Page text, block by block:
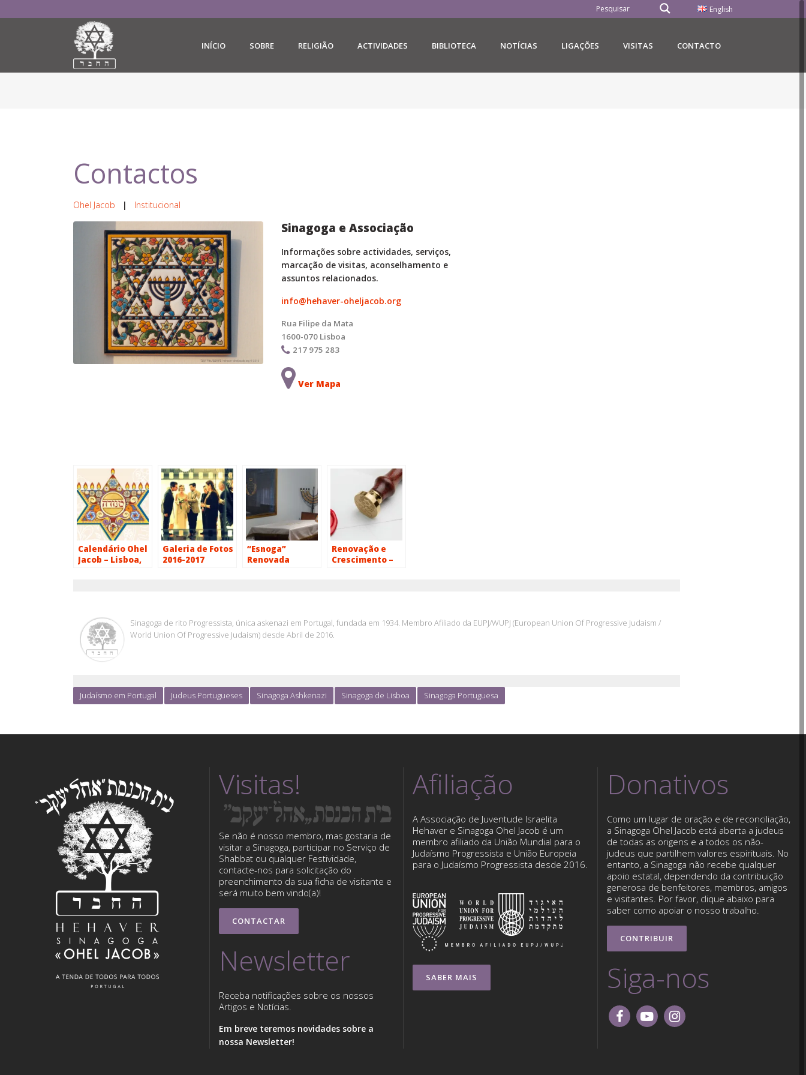
English
INÍCIO SOBRE RELIGIÃO ACTIVIDADES BIBLIOTECA NOTÍCIAS LIGAÇÕES VISITAS CONTACTO
Contactos
Ohel Jacob | Institucional
Sinagoga e Associação
Informações sobre actividades, serviços,
marcação de visitas, aconselhamento e
assuntos relacionados.
info@hehaver-oheljacob.org
Rua Filipe da Mata
1600-070 Lisboa
217 975 283
Ver Mapa
Calendário Ohel
Jacob – Lisboa,
Galeria de Fotos
2016-2017
“Esnoga”
Renovada
Renovação e
Crescimento –
Sinagoga de rito Progressista, única askenazi em Portugal, fundada em 1934. Membro Afiliado da EUPJ/WUPJ (European Union Of Progressive Judaism /
World Union Of Progressive Judaism) desde Abril de 2016.
Judaísmo em Portugal Judeus Portugueses Sinagoga Ashkenazi Sinagoga de Lisboa Sinagoga Portuguesa
Visitas!
Se não é nosso membro, mas gostaria de
visitar a Sinagoga, participar no Serviço de
Shabbat ou qualquer Festividade,
contacte-nos para solicitação do
preenchimento da sua ficha de visitante e
será muito bem vindo(a)!
CONTACTAR
Newsletter
Receba notificações sobre os nossos
Artigos e Notícias.
Em breve teremos novidades sobre a
nossa Newsletter!
Afiliação
A Associação de Juventude Israelita
Hehaver e Sinagoga Ohel Jacob é um
membro afiliado da União Mundial para o
Judaísmo Progressista e União Europeia
para o Judaísmo Progressista desde 2016.
SABER MAIS
Donativos
Como um lugar de oração e de reconciliação,
a Sinagoga Ohel Jacob está aberta a judeus
de todas as origens e a todos os não-
judeus que partilhem valores espirituais. No
entanto, a Sinagoga não recebe qualquer
apoio estatal, dependendo da contribuição
generosa de benfeitores, membros, amigos
e visitantes. Por favor, clique abaixo para
saber como apoiar o nosso trabalho.
CONTRIBUIR
Siga-nos